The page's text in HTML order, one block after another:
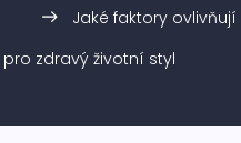
Jaké faktory ovlivňují
zdravý životní styl